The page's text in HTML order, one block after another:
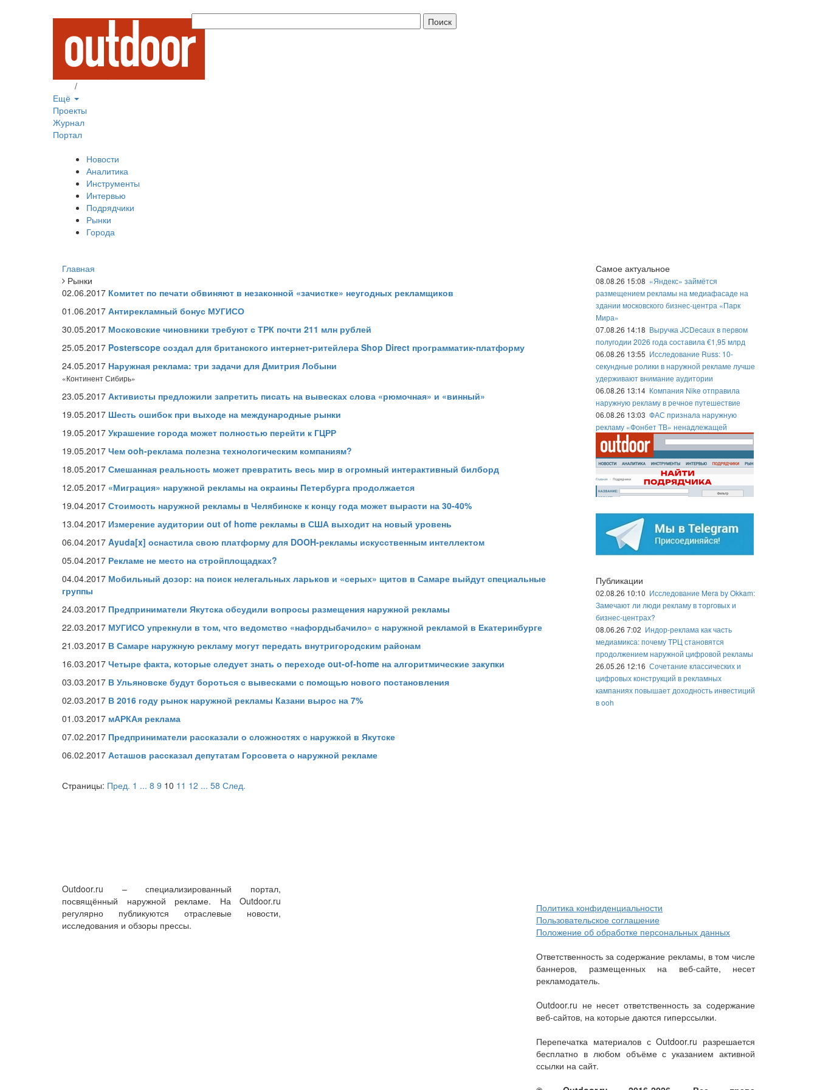
/
Ещё
Проекты
Журнал
Портал
Новости
Аналитика
Инструменты
Интервью
Подрядчики
Рынки
Города
Главная
Рынки
02.06.2017 Комитет по печати обвиняют в незаконной «зачистке» неугодных рекламщиков
01.06.2017 Антирекламный бонус МУГИСО
30.05.2017 Московские чиновники требуют с ТРК почти 211 млн рублей
25.05.2017 Posterscope создал для британского интернет-ритейлера Shop Direct программатик-платформу
24.05.2017 Наружная реклама: три задачи для Дмитрия Лобыни
«Континент Сибирь»
23.05.2017 Активисты предложили запретить писать на вывесках слова «рюмочная» и «винный»
19.05.2017 Шесть ошибок при выходе на международные рынки
19.05.2017 Украшение города может полностью перейти к ГЦРР
19.05.2017 Чем ooh-реклама полезна технологическим компаниям?
18.05.2017 Смешанная реальность может превратить весь мир в огромный интерактивный билборд
12.05.2017 «Миграция» наружной рекламы на окраины Петербурга продолжается
19.04.2017 Стоимость наружной рекламы в Челябинске к концу года может вырасти на 30-40%
13.04.2017 Измерение аудитории out of home рекламы в США выходит на новый уровень
06.04.2017 Ayuda[x] оснастила свою платформу для DOOH-рекламы искусственным интеллектом
05.04.2017 Рекламе не место на стройплощадках?
04.04.2017 Мобильный дозор: на поиск нелегальных ларьков и «серых» щитов в Самаре выйдут специальные
группы
24.03.2017 Предприниматели Якутска обсудили вопросы размещения наружной рекламы
22.03.2017 МУГИСО упрекнули в том, что ведомство «нафордыбачило» с наружной рекламой в Екатеринбурге
21.03.2017 В Самаре наружную рекламу могут передать внутригородским районам
16.03.2017 Четыре факта, которые следует знать о переходе out-of-home на алгоритмические закупки
03.03.2017 В Ульяновске будут бороться с вывесками с помощью нового постановления
02.03.2017 В 2016 году рынок наружной рекламы Казани вырос на 7%
01.03.2017 мАРКАя реклама
07.02.2017 Предприниматели рассказали о сложностях с наружкой в Якутске
06.02.2017 Асташов рассказал депутатам Горсовета о наружной рекламе
Страницы: Пред. 1 ... 8 9 10 11 12 ... 58 След.
Самое актуальное
08.08.26 15:08 «Яндекс» займётся
размещением рекламы на медиафасаде на
здании московского бизнес-центра «Парк
Мира»
07.08.26 14:18 Выручка JCDecaux в первом
полугодии 2026 года составила €1,95 млрд
06.08.26 13:55 Исследование Russ: 10-
секундные ролики в наружной рекламе лучше
удерживают внимание аудитории
06.08.26 13:14 Компания Nike отправила
наружную рекламу в речное путешествие
06.08.26 13:03 ФАС признала наружную
рекламу «Фонбет ТВ» ненадлежащей
Публикации
02.08.26 10:10 Исследование Mera by Okkam:
Замечают ли люди рекламу в торговых и
бизнес-центрах?
08.06.26 7:02 Индор-реклама как часть
медиамикса: почему ТРЦ становятся
продолжением наружной цифровой рекламы
26.05.26 12:16 Сочетание классических и
цифровых конструкций в рекламных
кампаниях повышает доходность инвестиций
в ooh
Outdoor.ru – специализированный портал,
посвящённый наружной рекламе. На Outdoor.ru
регулярно публикуются отраслевые новости,
исследования и обзоры прессы.
Политика конфиденциальности
Пользовательское соглашение
Положение об обработке персональных данных
Ответственность за содержание рекламы, в том числе
баннеров, размещенных на веб-сайте, несет
рекламодатель.
Outdoor.ru не несет ответственность за содержание
веб-сайтов, на которые даются гиперссылки.
Перепечатка материалов с Outdoor.ru разрешается
бесплатно в любом объёме с указанием активной
ссылки на сайт.